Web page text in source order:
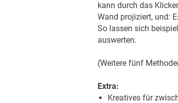
kann durch das
Wand projiziert, und:
So lassen sich
auswerten.
(Weitere fünf
Extra:
Kreatives für